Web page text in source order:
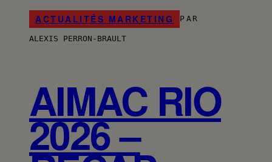
ACTUALITÉS MARKETING PAR
ALEXIS PERRON-BRAULT
AIMAC RIO
2026 –